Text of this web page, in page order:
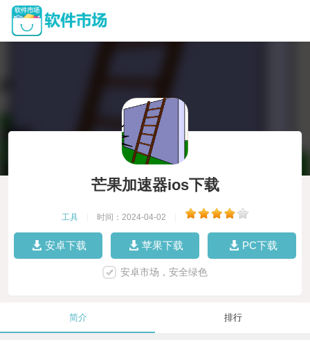
芒果加速器ios下载
工具 时间：2024-04-02
安卓下载 苹果下载 PC下载
安卓市场，安全绿色
简介 排行